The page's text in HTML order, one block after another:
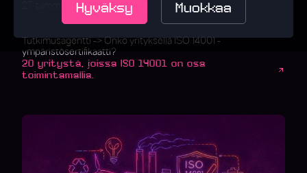
Hyväksy Muokkaa
27. tammikuuta 2026• Data
Tutkimusagentti -> Onko yrityksellä ISO 14001 -
ympäristösertifikaatti?
20 yritystä, joissa ISO 14001 on osa
toimintamallia.